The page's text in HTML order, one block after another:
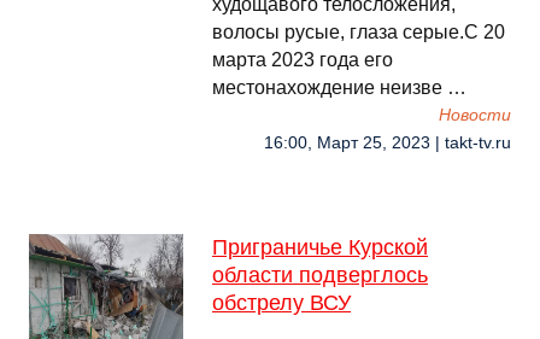
худощавого телосложения,
волосы русые, глаза серые.С 20
марта 2023 года его
местонахождение неизве …
Новости
16:00, Март 25, 2023 | takt-tv.ru
Приграничье Курской
области подверглось
обстрелу ВСУ